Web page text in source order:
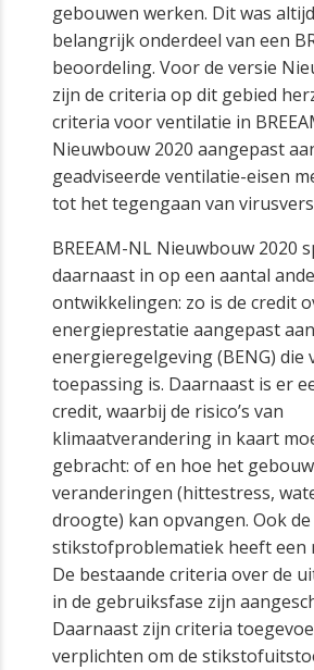
gebouwen werken. Dit was
belangrijk onderdeel van een
beoordeling. Voor de versie
zijn de criteria op dit gebied
criteria voor ventilatie in
Nieuwbouw 2020 aangepast
geadviseerde ventilatie-eisen
tot het tegengaan van
BREEAM-NL Nieuwbouw 2020
daarnaast in op een aantal
ontwikkelingen: zo is de credit
energieprestatie aangepast
energieregelgeving (BENG) die
toepassing is. Daarnaast is er
credit, waarbij de risico’s van
klimaatverandering in kaart
gebracht: of en hoe het
veranderingen (hittestress,
droogte) kan opvangen. Ook de
stikstofproblematiek heeft een
De bestaande criteria over de
in de gebruiksfase zijn
Daarnaast zijn criteria
verplichten om de